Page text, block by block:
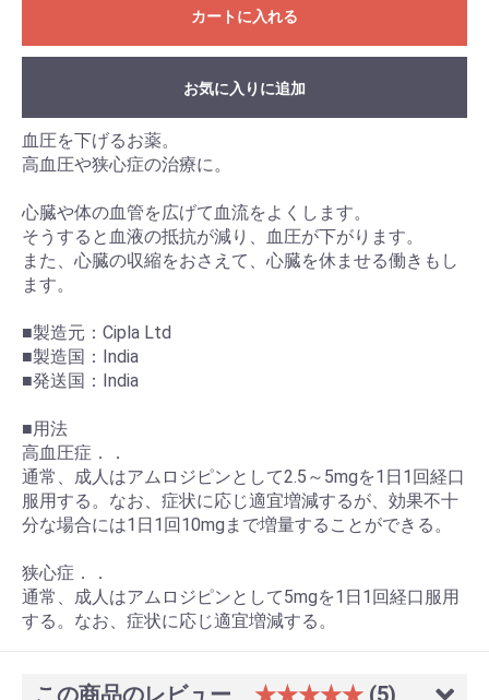
カートに入れる
お気に入りに追加
血圧を下げるお薬。
高血圧や狭心症の治療に。
心臓や体の血管を広げて血流をよくします。
そうすると血液の抵抗が減り、血圧が下がります。
また、心臓の収縮をおさえて、心臓を休ませる働きもし
ます。
■製造元：Cipla Ltd
■製造国：India
■発送国：India
■用法
高血圧症．．
通常、成人はアムロジピンとして2.5～5mgを1日1回経口
服用する。なお、症状に応じ適宜増減するが、効果不十
分な場合には1日1回10mgまで増量することができる。
狭心症．．
通常、成人はアムロジピンとして5mgを1日1回経口服用
する。なお、症状に応じ適宜増減する。